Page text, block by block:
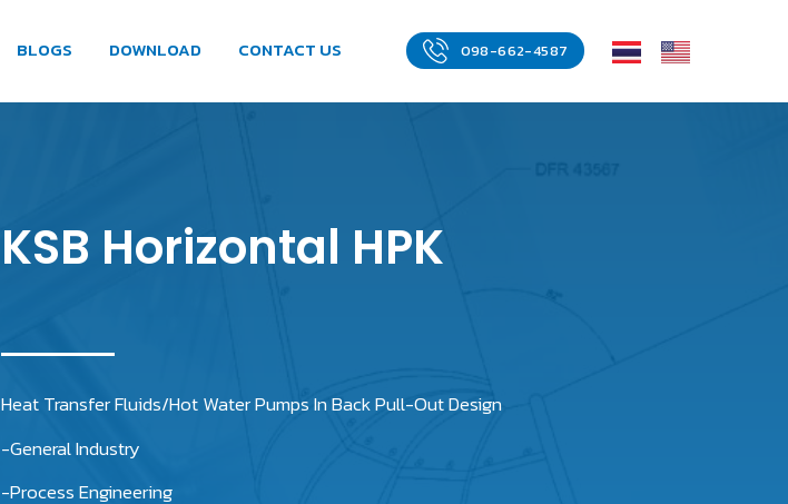
BLOGS DOWNLOAD CONTACT US 098-662-4587
KSB Horizontal HPK
Heat Transfer Fluids/Hot Water Pumps In Back Pull-Out Design
-General Industry
-Process Engineering